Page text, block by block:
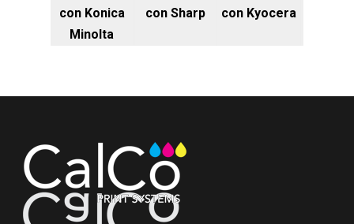
con Konica
Minolta
con Sharp
con Kyocera